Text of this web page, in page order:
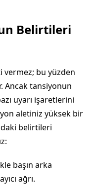
Belirtileri
bu yüzden
Ancak tansiyonun
uyarı işaretlerini
aletiniz yüksek bir
belirtileri
başın arka
ağrı.